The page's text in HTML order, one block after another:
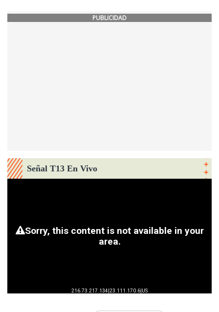
PUBLICIDAD
Señal T13 En Vivo